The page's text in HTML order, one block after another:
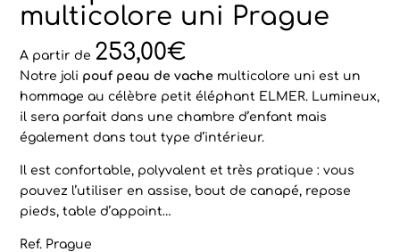
multicolore uni Prague
A partir de 253,00€
Notre joli pouf peau de vache multicolore uni est un
hommage au célèbre petit éléphant ELMER. Lumineux,
il sera parfait dans une chambre d’enfant mais
également dans tout type d’intérieur.
Il est confortable, polyvalent et très pratique : vous
pouvez l’utiliser en assise, bout de canapé, repose
pieds, table d’appoint…
Ref. Prague